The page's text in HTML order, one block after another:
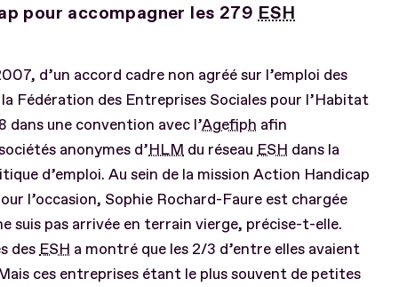
pour accompagner les 279 ESH
d’un accord cadre non agréé sur l’emploi des
Fédération des Entreprises Sociales pour l’Habitat
dans une convention avec l’Agefiph afin
anonymes d’HLM du réseau ESH dans la
d’emploi. Au sein de la mission Action Handicap
l’occasion, Sophie Rochard-Faure est chargée
suis pas arrivée en terrain vierge, précise-t-elle.
des ESH a montré que les 2/3 d’entre elles avaient
ces entreprises étant le plus souvent de petites